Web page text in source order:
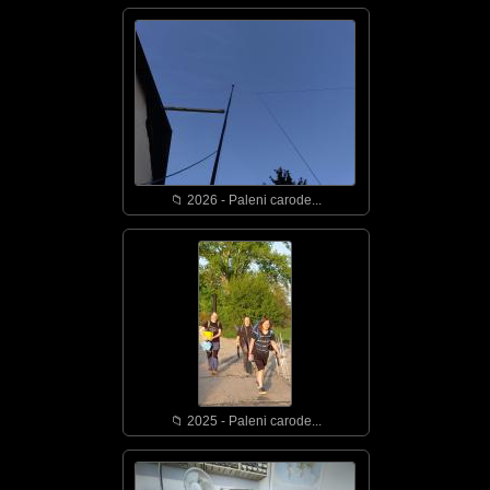
📁 2026 - Paleni carode...
📁 2025 - Paleni carode...